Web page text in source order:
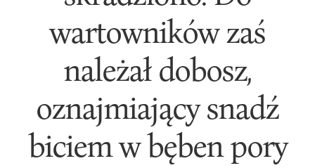
wartowników zaś
należał dobosz,
oznajmiający snadź
biciem w bęben pory